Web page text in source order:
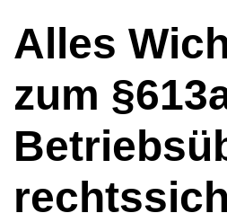
Alles
zum